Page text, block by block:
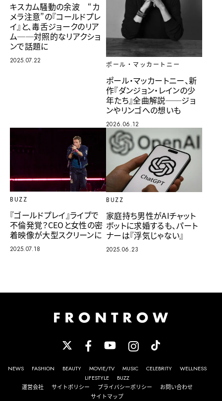
キスカム騒動の余波 “カ
メラ注意”の『コールドプレ
イ』と、毒舌ジョークのリア
ム──対照的なリアクショ
ンで話題に
2025.07.22 ポール・マッカートニー
ポール・マッカートニー、新
作『ダンジョン・レインの少
年たち』全曲解説──ジョ
ンやリンゴへの想いも
2026.06.12
BUZZ
『ゴールドプレイ』ライブで
不倫発覚？CEOと女性の密
着映像が大型スクリーンに
2025.07.18
BUZZ
家庭持ち男性がAIチャット
ボットに求婚するも、パート
ナーは『浮気じゃない』
2025.06.23
NEWS FASHION BEAUTY MOVIE/TV MUSIC CELEBRITY
WELLNESS
LIFESTYLE
BUZZ
運営会社
サイトポリシー プライバシーポリシー
お問い合わせ
サイトマップ